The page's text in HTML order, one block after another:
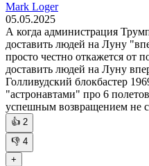
Mark Loger
05.05.2025
А когда администрация
доставить людей на Луну
просто честно откажется от
доставить людей на Луну
Голливудский блокбастер
"астронавтами" про 6
успешным возвращением не
👍 2
👎 4
+